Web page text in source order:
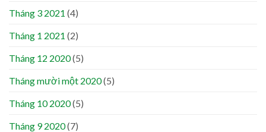
Tháng 3 2021 (4)
Tháng 1 2021 (2)
Tháng 12 2020(5)
Tháng mười một 2020(5)
Tháng 10 2020(5)
Tháng 9 2020(7)